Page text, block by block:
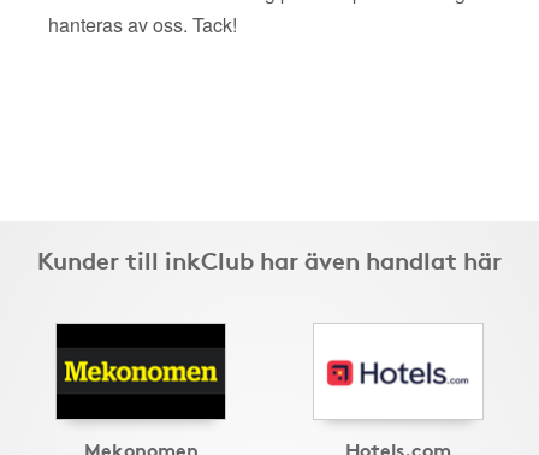
hanteras av oss. Tack!
Kunder till inkClub har även handlat här
Mekonomen Hotels.com